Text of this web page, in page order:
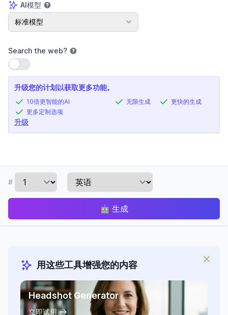
AI模型
AI模型
标准模型
Search the web?
使用设置
升级您的计划以获取更多功能。
10倍更智能的AI
更多定制选项
无限生成 更快的生成
升级
#
🤖 生成
用这些工具增强您的内容
Headshot Generator
立即试用